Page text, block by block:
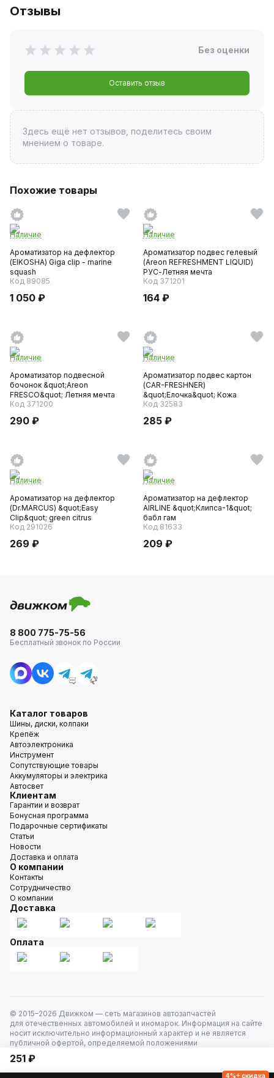
Отзывы
Без оценки
Оставить отзыв
Здесь ещё нет отзывов, поделитесь своим
мнением о товаре.
Похожие товары
Наличие
Ароматизатор на дефлектор
(EIKOSHA) Giga clip - marine
squash
Код 89085
1 050 ₽
Наличие
Ароматизатор подвес гелевый
(Areon REFRESHMENT LIQUID)
РУС-Летняя мечта
Код 371201
164 ₽
Наличие
Ароматизатор подвесной
бочонок &quot;Areon
FRESCO&quot; Летняя мечта
Код 371200
290 ₽
Наличие
Ароматизатор подвес картон
(CAR-FRESHNER)
&quot;Елочка&quot; Кожа
Код 32583
285 ₽
Наличие
Ароматизатор на дефлектор
(Dr.MARCUS) &quot;Easy
Clip&quot; green citrus
Код 291026
269 ₽
Наличие
Ароматизатор на дефлектор
AIRLINE &quot;Клипса-1&quot;
бабл гам
Код 81633
209 ₽
251 ₽
8 800 775-75-56
Бесплатный звонок по России
Каталог товаров
Шины, диски, колпаки
Крепёж
Автоэлектроника
Инструмент
Сопутствующие товары
Аккумуляторы и электрика
Автосвет
Клиентам
Гарантии и возврат
Бонусная программа
Подарочные сертификаты
Статьи
Новости
Доставка и оплата
О компании
Контакты
Сотрудничество
О компании
Доставка
Оплата
© 2015–2026 Движком — сеть магазинов автозапчастей
для отечественных автомобилей и иномарок. Информация на сайте
носит исключительно информационный характер и не является
публичной офертой, определяемой положениями
4%+ скидка